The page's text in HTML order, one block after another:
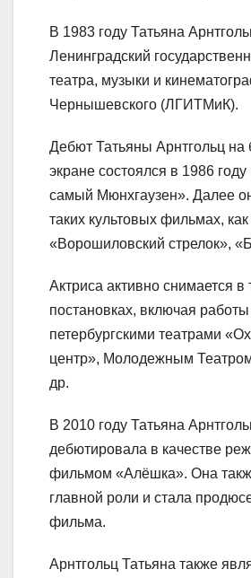
В 1983 году Татьяна
Ленинградский
театра, музыки и
Чернышевского (ЛГИТМиК).
Дебют Татьяны Арнтгольц
экране состоялся в 1986
самый Мюнхгаузен». Далее
таких культовых фильмах,
«Ворошиловский стрелок»,
Актриса активно снимается в
постановках, включая работы
петербургскими театрами
центр», Молодежным
др.
В 2010 году Татьяна
дебютировала в качестве
фильмом «Алёшка». Она
главной роли и стала
фильма.
Арнтгольц Татьяна также